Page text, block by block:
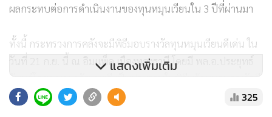
ผลกระทบต่อการดำเนินงานของทุนหมุนเวียนใน 3 ปีที่ผ่านมา
ทั้งนี้ กระทรวงการคลังจะมีพิธีมอบรางวัลทุนหมุนเวียนดีเด่น ใน
วันที่ 21 ก.ย. นี้ ณ อิมแพ็ค เมืองทองธานี โดยมี พล.อ.ประยุทธ์
จันทร์โอชา นายกรัฐมนตรี เป็นประธานในพิธีพร้อมมอบรางวัลดี
เด่นให้ สปสช. และกองทุนของรัฐอื่น ๆ
แสดงเพิ่มเติม
325